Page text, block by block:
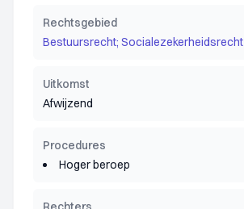
Rechtsgebied
Bestuursrecht; Socialezekerheidsrecht
Uitkomst
Afwijzend
Procedures
Hoger beroep